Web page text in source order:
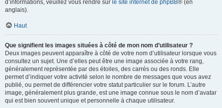
d’informations, veuillez vous rendre sur le site internet de phpBB® (en
anglais).
Haut
Que signifient les images situées à côté de mon nom d’utilisateur ?
Deux images peuvent apparaître à côté de votre nom d’utilisateur lorsque vous
consultez un sujet. Une d’elles peut être une image associée à votre rang,
généralement représentée par des étoiles, des carrés ou des ronds. Elle
permet d’indiquer votre activité selon le nombre de messages que vous avez
publié, ou permet de différencier votre statut particulier sur le forum. L’autre
image, généralement plus grande, est une image connue sous le nom d’avatar
qui est bien souvent unique et personnelle à chaque utilisateur.